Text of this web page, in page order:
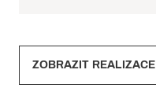
ZOBRAZIT REALIZACE